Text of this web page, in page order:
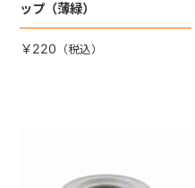
ップ（薄緑）
￥220